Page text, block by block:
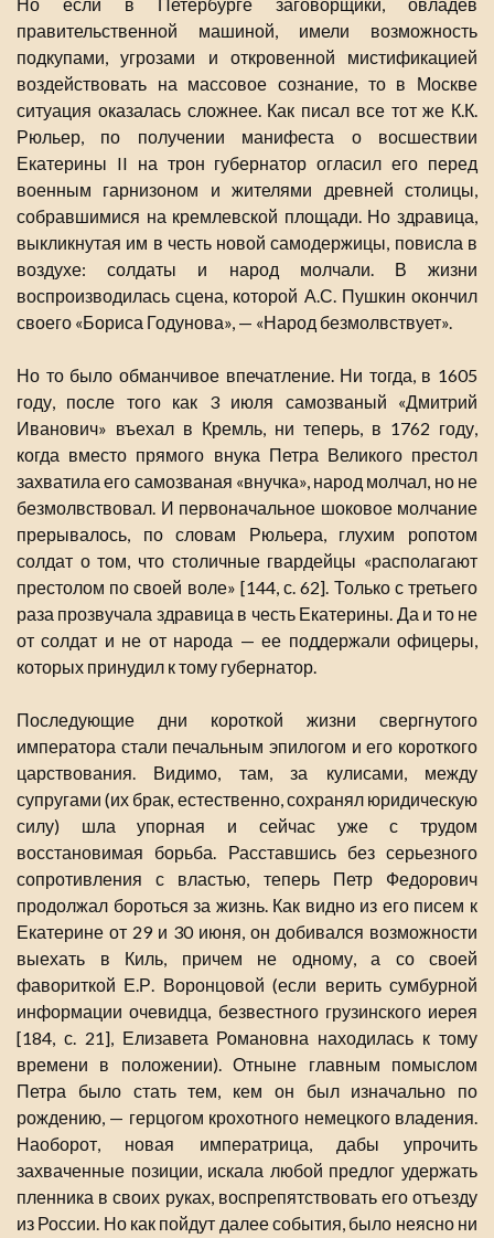
Но если в Петербурге заговорщики, овладев
правительственной машиной, имели возможность
подкупами, угрозами и откровенной мистификацией
воздействовать на массовое сознание, то в Москве
ситуация оказалась сложнее. Как писал все тот же К.К.
Рюльер, по получении манифеста о восшествии
Екатерины II на трон губернатор огласил его перед
военным гарнизоном и жителями древней столицы,
собравшимися на кремлевской площади. Но здравица,
выкликнутая им в честь новой самодержицы, повисла в
воздухе: солдаты и народ молчали. В жизни
воспроизводилась сцена, которой А.С. Пушкин окончил
своего «Бориса Годунова», — «Народ безмолвствует».
Но то было обманчивое впечатление. Ни тогда, в 1605
году, после того как 3 июля самозваный «Дмитрий
Иванович» въехал в Кремль, ни теперь, в 1762 году,
когда вместо прямого внука Петра Великого престол
захватила его самозваная «внучка», народ молчал, но не
безмолвствовал. И первоначальное шоковое молчание
прерывалось, по словам Рюльера, глухим ропотом
солдат о том, что столичные гвардейцы «располагают
престолом по своей воле» [144, с. 62]. Только с третьего
раза прозвучала здравица в честь Екатерины. Да и то не
от солдат и не от народа — ее поддержали офицеры,
которых принудил к тому губернатор.
Последующие дни короткой жизни свергнутого
императора стали печальным эпилогом и его короткого
царствования. Видимо, там, за кулисами, между
супругами (их брак, естественно, сохранял юридическую
силу) шла упорная и сейчас уже с трудом
восстановимая борьба. Расставшись без серьезного
сопротивления с властью, теперь Петр Федорович
продолжал бороться за жизнь. Как видно из его писем к
Екатерине от 29 и 30 июня, он добивался возможности
выехать в Киль, причем не одному, а со своей
фавориткой Е.Р. Воронцовой (если верить сумбурной
информации очевидца, безвестного грузинского иерея
[184, с. 21], Елизавета Романовна находилась к тому
времени в положении). Отныне главным помыслом
Петра было стать тем, кем он был изначально по
рождению, — герцогом крохотного немецкого владения.
Наоборот, новая императрица, дабы упрочить
захваченные позиции, искала любой предлог удержать
пленника в своих руках, воспрепятствовать его отъезду
из России. Но как пойдут далее события, было неясно ни